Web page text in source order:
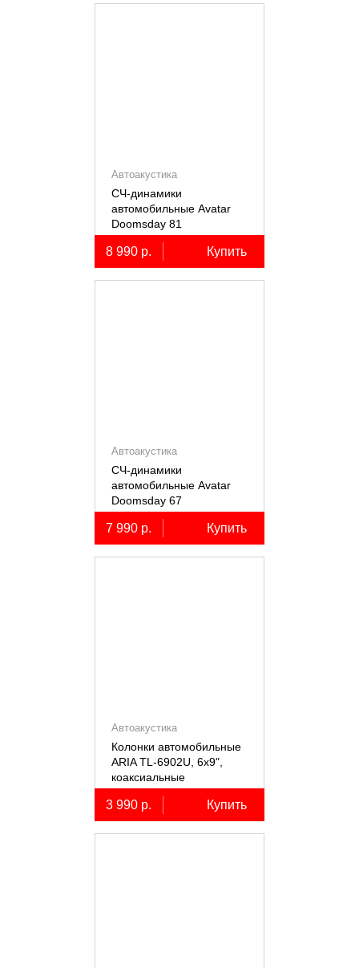
Автоакустика
СЧ-динамики
автомобильные Avatar
Doomsday 81
8 990 р. Купить
Автоакустика
СЧ-динамики
автомобильные Avatar
Doomsday 67
7 990 р. Купить
Автоакустика
Колонки автомобильные
ARIA TL-6902U, 6х9",
коаксиальные
трёхполосные, 2 шт.
3 990 р. Купить